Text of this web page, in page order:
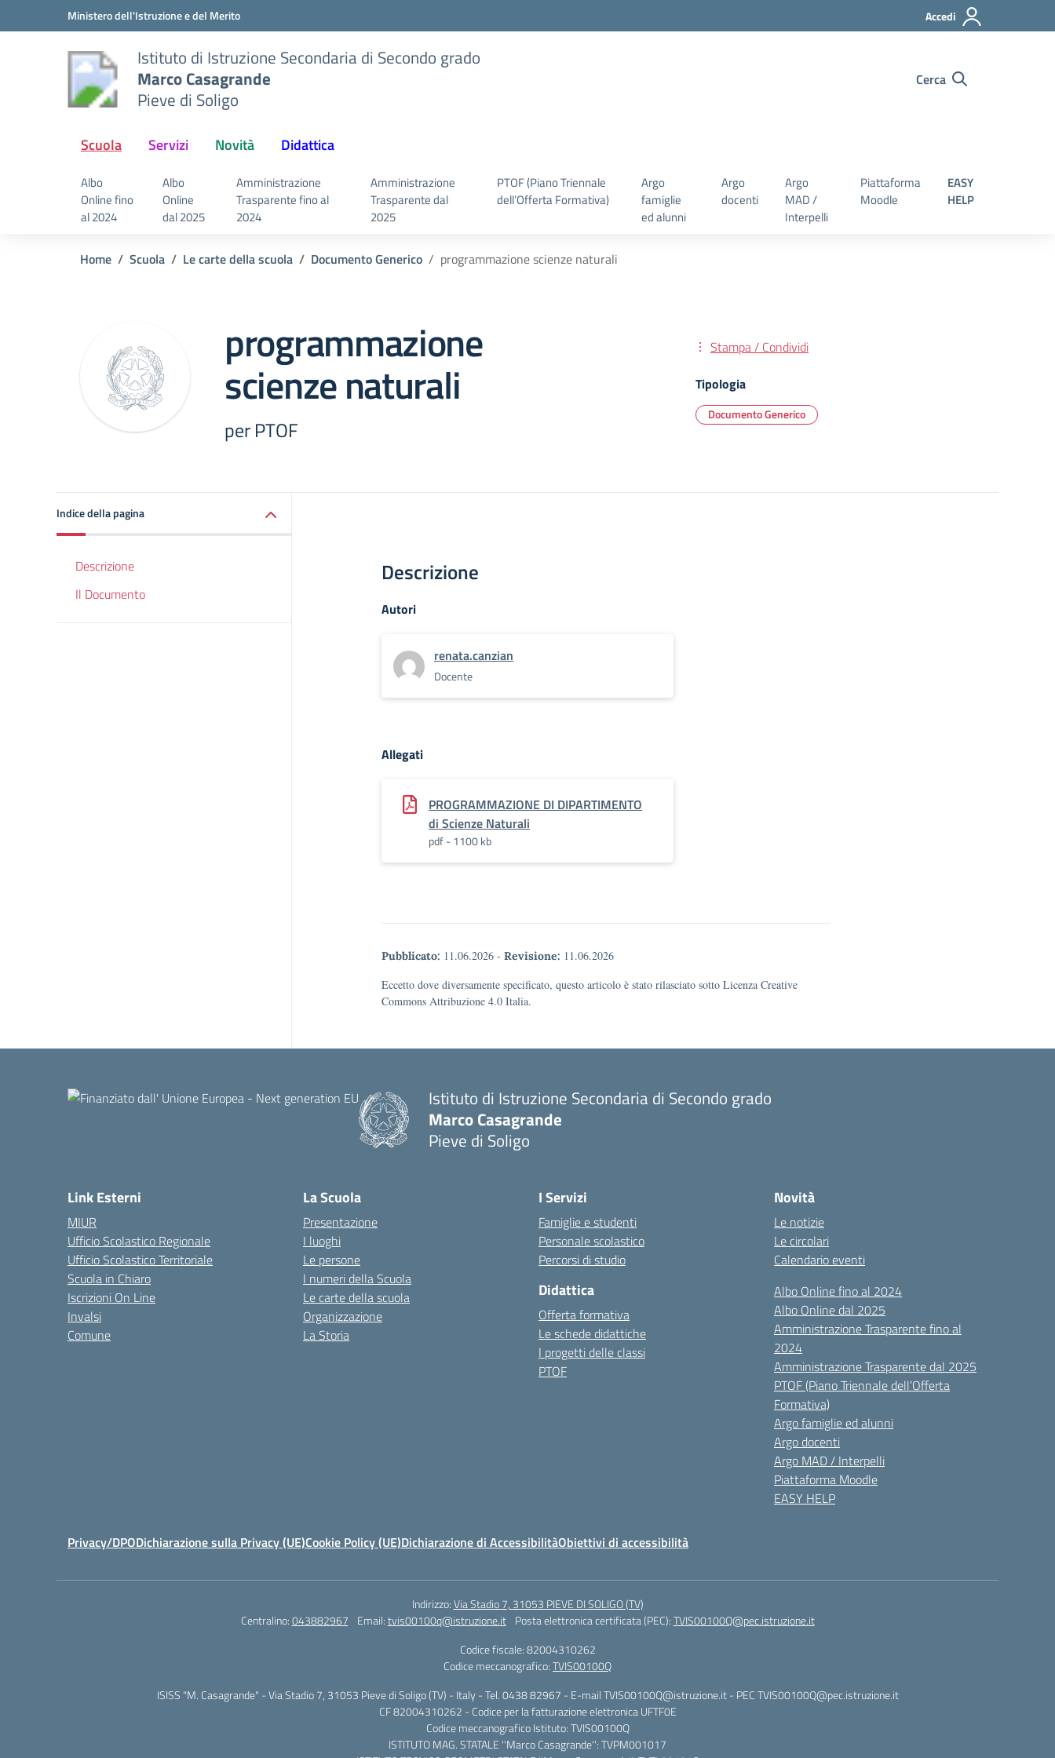
Vai ai contenuti
Vai al menu di navigazioneMinistero dell'Istruzione e del Merito Accedi
Istituto di Istruzione Secondaria di Secondo grado
Marco Casagrande
Pieve di Soligo
Cerca
Scuola Servizi Novità Didattica
Albo
Online fino
al 2024
Albo
Online
dal 2025
Amministrazione
Trasparente fino al
2024
Amministrazione
Trasparente dal
2025
PTOF (Piano Triennale
dell’Offerta Formativa)
Argo
famiglie
ed alunni
Argo
docenti
Argo
MAD /
Interpelli
Piattaforma
Moodle
EASY
HELP
Home Scuola Le carte della scuola Documento Generico programmazione scienze naturali
programmazione
scienze naturali
per PTOF
Stampa / Condividi
Tipologia
Documento Generico
Indice della pagina
Descrizione
Il Documento
Descrizione
Autori
renata.canzian
Docente
Allegati
PROGRAMMAZIONE DI DIPARTIMENTO
di Scienze Naturali
pdf - 1100 kb
Pubblicato: 11.06.2026 - Revisione: 11.06.2026
Eccetto dove diversamente specificato, questo articolo è stato rilasciato sotto Licenza Creative
Commons Attribuzione 4.0 Italia.
Istituto di Istruzione Secondaria di Secondo grado
Marco Casagrande
Pieve di Soligo
Link Esterni
MIUR
Ufficio Scolastico Regionale
Ufficio Scolastico Territoriale
Scuola in Chiaro
Iscrizioni On Line
Invalsi
Comune
La Scuola
Presentazione
I luoghi
Le persone
I numeri della Scuola
Le carte della scuola
Organizzazione
La Storia
I Servizi
Famiglie e studenti
Personale scolastico
Percorsi di studio
Didattica
Offerta formativa
Le schede didattiche
I progetti delle classi
PTOF
Novità
Le notizie
Le circolari
Calendario eventi
Albo Online fino al 2024
Albo Online dal 2025
Amministrazione Trasparente fino al
2024
Amministrazione Trasparente dal 2025
PTOF (Piano Triennale dell’Offerta
Formativa)
Argo famiglie ed alunni
Argo docenti
Argo MAD / Interpelli
Piattaforma Moodle
EASY HELP
Privacy/DPODichiarazione sulla Privacy (UE)Cookie Policy (UE)Dichiarazione di AccessibilitàObiettivi di accessibilità
Indirizzo:Via Stadio 7, 31053 PIEVE DI SOLIGO (TV)
Centralino:043882967 Email:tvis00100q@istruzione.it Posta elettronica certificata (PEC):TVIS00100Q@pec.istruzione.it
Codice fiscale: 82004310262
Codice meccanografico:TVIS00100Q
ISISS "M. Casagrande" - Via Stadio 7, 31053 Pieve di Soligo (TV) - Italy - Tel. 0438 82967 - E-mail TVIS00100Q@istruzione.it - PEC TVIS00100Q@pec.istruzione.it
CF 82004310262 - Codice per la fatturazione elettronica UFTF0E
Codice meccanografico Istituto: TVIS00100Q
ISTITUTO MAG. STATALE ''Marco Casagrande'': TVPM001017